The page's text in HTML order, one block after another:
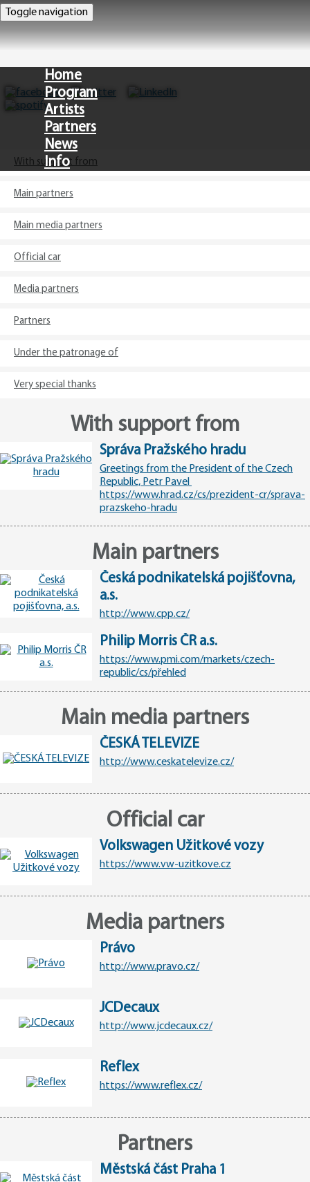
Toggle navigation
Home
Program
Artists
Partners
News
Info
With support from
Main partners
Main media partners
Official car
Media partners
Partners
Under the patronage of
Very special thanks
With support from
Správa Pražského hradu
Greetings from the President of the Czech
Republic, Petr Pavel
https://www.hrad.cz/cs/prezident-cr/sprava-
prazskeho-hradu
Main partners
Česká podnikatelská pojišťovna,
a.s.
http://www.cpp.cz/
Philip Morris ČR a.s.
https://www.pmi.com/markets/czech-
republic/cs/přehled
Main media partners
ČESKÁ TELEVIZE
http://www.ceskatelevize.cz/
Official car
Volkswagen Užitkové vozy
https://www.vw-uzitkove.cz
Media partners
Právo
http://www.pravo.cz/
JCDecaux
http://www.jcdecaux.cz/
Reflex
https://www.reflex.cz/
Partners
Městská část Praha 1